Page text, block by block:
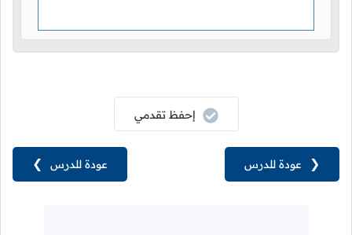
عودة للدرس ❯
إحفظ تقدمي
❮ عودة للدرس